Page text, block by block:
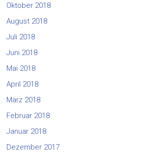
Oktober 2018
August 2018
Juli 2018
Juni 2018
Mai 2018
April 2018
März 2018
Februar 2018
Januar 2018
Dezember 2017